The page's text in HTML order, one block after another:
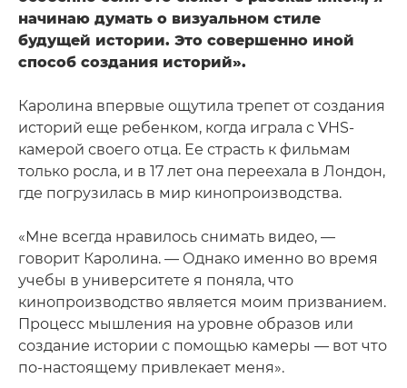
начинаю думать о визуальном стиле
будущей истории. Это совершенно иной
способ создания историй».
Каролина впервые ощутила трепет от создания
историй еще ребенком, когда играла с VHS-
камерой своего отца. Ее страсть к фильмам
только росла, и в 17 лет она переехала в Лондон,
где погрузилась в мир кинопроизводства.
«Мне всегда нравилось снимать видео, —
говорит Каролина. — Однако именно во время
учебы в университете я поняла, что
кинопроизводство является моим призванием.
Процесс мышления на уровне образов или
создание истории с помощью камеры — вот что
по-настоящему привлекает меня».